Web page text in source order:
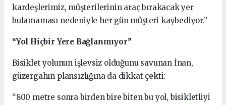
kardeşlerimiz, müşterilerinin araç bırakacak yer
bulamaması nedeniyle her gün müşteri kaybediyor.”
“Yol Hiçbir Yere Bağlanmıyor”
Bisiklet yolunun işlevsiz olduğunu savunan İnan,
güzergahın plansızlığına da dikkat çekti:
“800 metre sonra birden bire biten bu yol, bisikletliyi